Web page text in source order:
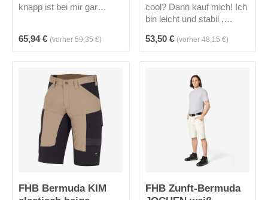
knapp ist bei mir gar
meiner ergonomischen
Schnittführung, den
der höher geschnittene
Bund im Rücken biete ich
deutlich mehr
Bewegungsfreiheit.
Bauarbeiterdekolleté - ade!
Jeweils eine Handy - und
eine Zollstocktasche links
und rechts sowie diverse
beiden Seiten, lassen
Regulärer Preis:
65,94 € (vorher 59,35 €)
cool? Dann kauf mich! Ich
bin leicht und stabil ,
verstärkte Vordertaschen ,
2 Gesäßtaschen aus
Zollstocktasche aus
Cordura® sowie eine
Smartphonetasche aus
Regulärer Preis:
53,50 € (vorher 48,15 €)
FHB Bermuda KIM
FHB Zunft-Bermuda